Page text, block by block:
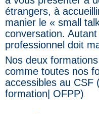
étrangers, à
manier le « small
conversation.
professionnel doit
Nos deux
comme toutes nos
accessibles au CSF
formation| OFPP)